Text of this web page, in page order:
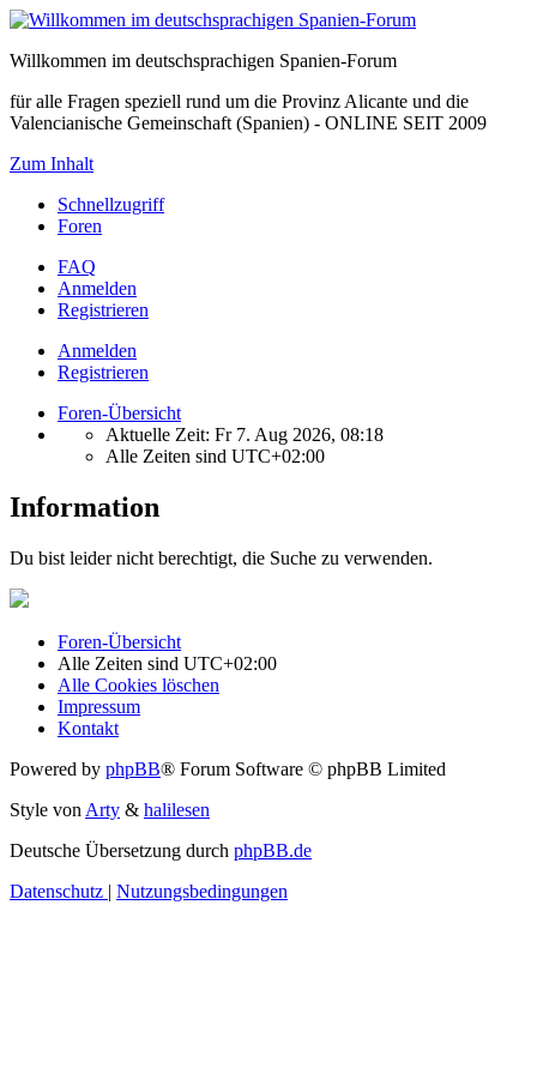
Willkommen im deutschsprachigen Spanien-Forum
für alle Fragen speziell rund um die Provinz Alicante und die
Valencianische Gemeinschaft (Spanien) - ONLINE SEIT 2009
Zum Inhalt
Schnellzugriff
Foren
FAQ
Anmelden
Registrieren
Anmelden
Registrieren
Foren-Übersicht
Aktuelle Zeit: Fr 7. Aug 2026, 08:18
Alle Zeiten sind UTC+02:00
Information
Du bist leider nicht berechtigt, die Suche zu verwenden.
Foren-Übersicht
Alle Zeiten sind UTC+02:00
Alle Cookies löschen
Impressum
Kontakt
Powered by phpBB® Forum Software © phpBB Limited
Style von Arty & halilesen
Deutsche Übersetzung durch phpBB.de
Datenschutz | Nutzungsbedingungen